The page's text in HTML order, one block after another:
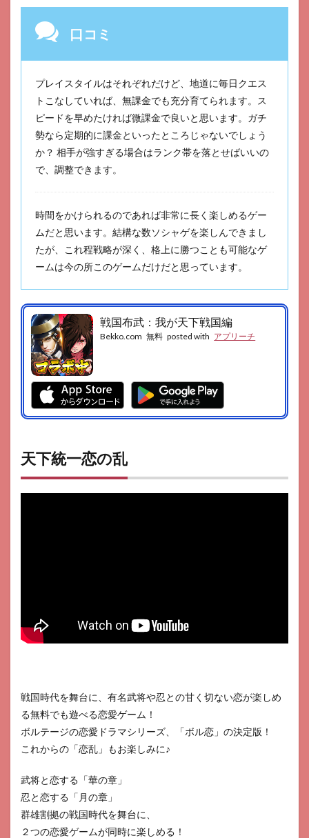
口コミ
プレイスタイルはそれぞれだけど、地道に毎日クエス
トこなしていれば、無課金でも充分育てられます。ス
ピードを早めたければ微課金で良いと思います。ガチ
勢なら定期的に課金といったところじゃないでしょう
か？ 相手が強すぎる場合はランク帯を落とせばいいの
で、調整できます。
時間をかけられるのであれば非常に長く楽しめるゲー
ムだと思います。結構な数ソシャゲを楽しんできまし
たが、これ程戦略が深く、格上に勝つことも可能なゲ
ームは今の所このゲームだけだと思っています。
戦国布武：我が天下戦国編
Bekko.com 無料 posted with アプリーチ
天下統一恋の乱
戦国時代を舞台に、有名武将や忍との甘く切ない恋が楽しめ
る無料でも遊べる恋愛ゲーム！
ボルテージの恋愛ドラマシリーズ、「ボル恋」の決定版！
これからの「恋乱」もお楽しみに♪
武将と恋する「華の章」
忍と恋する「月の章」
群雄割拠の戦国時代を舞台に、
２つの恋愛ゲームが同時に楽しめる！